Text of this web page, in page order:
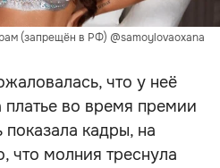
(запрещён в РФ) @samoylovaoxana
что у неё
во время премии
кадры, на
что молния треснула